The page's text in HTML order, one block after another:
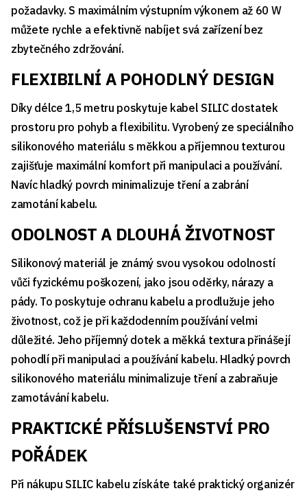
požadavky. S maximálním výstupním výkonem až 60 W
můžete rychle a efektivně nabíjet svá zařízení bez
zbytečného zdržování.
FLEXIBILNÍ A POHODLNÝ DESIGN
Díky délce 1,5 metru poskytuje kabel SILIC dostatek
prostoru pro pohyb a flexibilitu. Vyrobený ze speciálního
silikonového materiálu s měkkou a příjemnou texturou
zajišťuje maximální komfort při manipulaci a používání.
Navíc hladký povrch minimalizuje tření a zabrání
zamotání kabelu.
ODOLNOST A DLOUHÁ ŽIVOTNOST
Silikonový materiál je známý svou vysokou odolností
vůči fyzickému poškození, jako jsou oděrky, nárazy a
pády. To poskytuje ochranu kabelu a prodlužuje jeho
životnost, což je při každodenním používání velmi
důležité. Jeho příjemný dotek a měkká textura přinášejí
pohodlí při manipulaci a používání kabelu. Hladký povrch
silikonového materiálu minimalizuje tření a zabraňuje
zamotávání kabelu.
PRAKTICKÉ PŘÍSLUŠENSTVÍ PRO
POŘÁDEK
Při nákupu SILIC kabelu získáte také praktický organizér